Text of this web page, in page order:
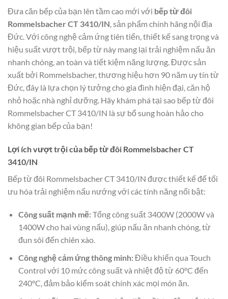
Đưa căn bếp của bạn lên tầm cao mới với bếp từ đôi
Rommelsbacher CT 3410/IN, sản phẩm chính hãng nội địa
Đức. Với công nghệ cảm ứng tiên tiến, thiết kế sang trọng và
hiệu suất vượt trội, bếp từ này mang lại trải nghiệm nấu ăn
nhanh chóng, an toàn và tiết kiệm năng lượng. Được sản
xuất bởi Rommelsbacher, thương hiệu hơn 90 năm uy tín từ
Đức, đây là lựa chọn lý tưởng cho gia đình hiện đại, căn hộ
nhỏ hoặc nhà nghỉ dưỡng. Hãy khám phá tại sao bếp từ đôi
Rommelsbacher CT 3410/IN là sự bổ sung hoàn hảo cho
không gian bếp của bạn!
Lợi ích vượt trội của bếp từ đôi Rommelsbacher CT
3410/IN
Bếp từ đôi Rommelsbacher CT 3410/IN được thiết kế để tối
ưu hóa trải nghiệm nấu nướng với các tính năng nổi bật:
Công suất mạnh mẽ:Tổng công suất 3400W (2000W và
1400W cho hai vùng nấu), giúp nấu ăn nhanh chóng, từ
đun sôi đến chiên xào.
Công nghệ cảm ứng thông minh:Điều khiển qua Touch
Control với 10 mức công suất và nhiệt độ từ 60°C đến
240°C, đảm bảo kiểm soát chính xác mọi món ăn.